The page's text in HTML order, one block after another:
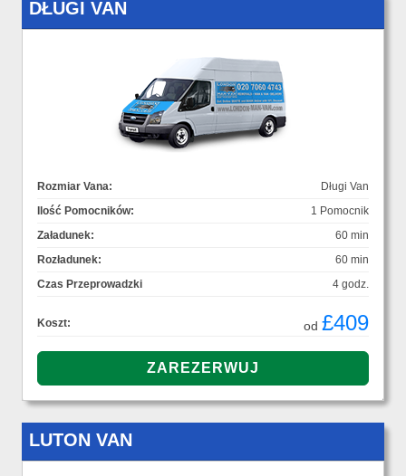
DŁUGI VAN
Rozmiar Vana:
Długi Van
Ilość Pomocników:
1 Pomocnik
Załadunek:
60 min
Rozładunek:
60 min
Czas Przeprowadzki
4 godz.
Koszt: od £409
LUTON VAN